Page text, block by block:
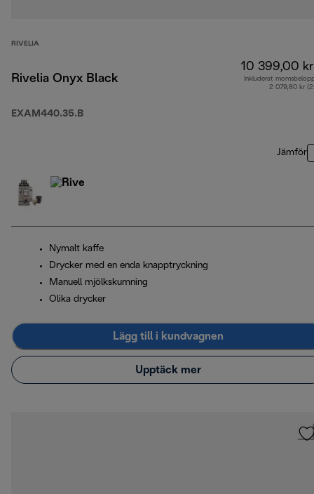
RIVELIA
Rivelia Onyx Black
EXAM440.35.B
10 399,00 kr
Inkluderat
2 079,80 kr
Jämför
Nymalt kaffe
Drycker med en enda knapptryckning
Manuell mjölkskumning
Olika drycker
Lägg till i kundvagnen
Upptäck mer